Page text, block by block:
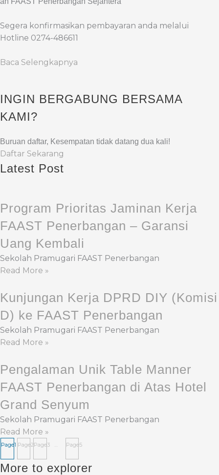
Segera konfirmasikan pembayaran anda melalui
Hotline 0274-486611
Baca Selengkapnya
INGIN BERGABUNG BERSAMA
KAMI?
Buruan daftar, Kesempatan tidak datang dua kali!
Daftar Sekarang
Latest Post
Program Prioritas Jaminan Kerja
FAAST Penerbangan – Garansi
Uang Kembali
Sekolah Pramugari FAAST Penerbangan
Read More »
Kunjungan Kerja DPRD DIY (Komisi
D) ke FAAST Penerbangan
Sekolah Pramugari FAAST Penerbangan
Read More »
Pengalaman Unik Table Manner
FAAST Penerbangan di Atas Hotel
Grand Senyum
Sekolah Pramugari FAAST Penerbangan
Read More »
Page1 Page2Page3 … Page5
More to explorer